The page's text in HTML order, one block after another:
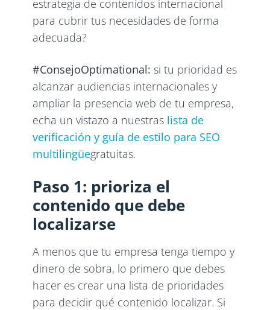
estrategia de contenidos internacional
para cubrir tus necesidades de forma
adecuada?
#ConsejoOptimational: si tu prioridad es
alcanzar audiencias internacionales y
ampliar la presencia web de tu empresa,
echa un vistazo a nuestras lista de
verificación y guía de estilo para SEO
multilingüegratuitas.
Paso 1: prioriza el
contenido que debe
localizarse
A menos que tu empresa tenga tiempo y
dinero de sobra, lo primero que debes
hacer es crear una lista de prioridades
para decidir qué contenido localizar. Si